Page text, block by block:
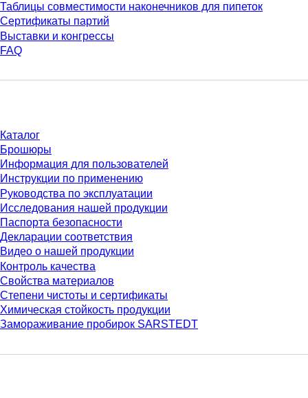
Таблицы совместимости наконечников для пипеток
Сертификаты партий
Выставки и конгрессы
FAQ
Каталог
Брошюры
Информация для пользователей
Инструкции по применению
Руководства по эксплуатации
Исследования нашей продукции
Паспорта безопасности
Декларации соответствия
Видео о нашей продукции
Контроль качества
Свойства материалов
Степени чистоты и сертификаты
Химическая стойкость продукции
Замораживание пробирок SARSTEDT